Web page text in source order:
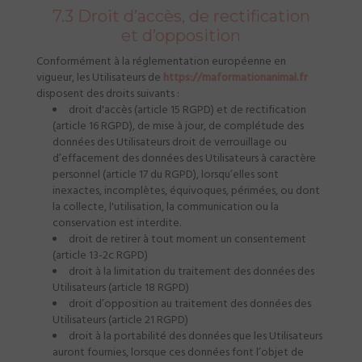
7.3 Droit d’accès, de rectification
et d’opposition
Conformément à la réglementation européenne en
vigueur, les Utilisateurs de https://maformationanimal.fr
disposent des droits suivants :
droit d'accès (article 15 RGPD) et de rectification
(article 16 RGPD), de mise à jour, de complétude des
données des Utilisateurs droit de verrouillage ou
d’effacement des données des Utilisateurs à caractère
personnel (article 17 du RGPD), lorsqu’elles sont
inexactes, incomplètes, équivoques, périmées, ou dont
la collecte, l'utilisation, la communication ou la
conservation est interdite.
droit de retirer à tout moment un consentement
(article 13-2c RGPD)
droit à la limitation du traitement des données des
Utilisateurs (article 18 RGPD)
droit d’opposition au traitement des données des
Utilisateurs (article 21 RGPD)
droit à la portabilité des données que les Utilisateurs
auront fournies, lorsque ces données font l’objet de